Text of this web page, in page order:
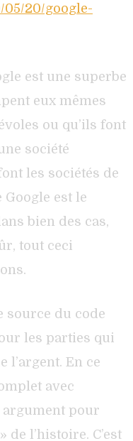
05/20/google-
est une superbe
eux mêmes
ou qu’ils font
société
les sociétés de
est le
bien des cas,
tout ceci
source du code
les parties qui
l’argent. En ce
avec
pour
l’histoire. C’est